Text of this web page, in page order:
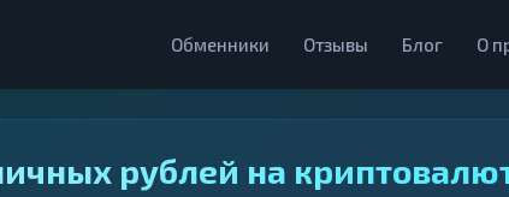
Обменники Отзывы Блог О
рублей на